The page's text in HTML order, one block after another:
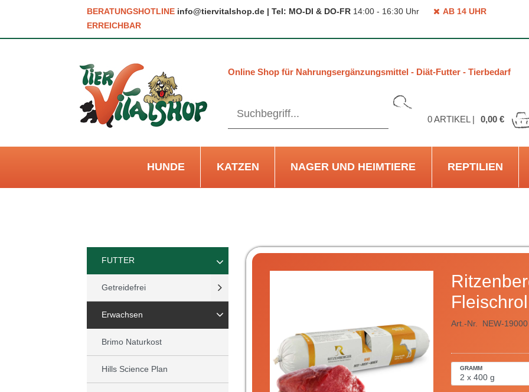
BERATUNGSHOTLINE info@tiervitalshop.de | Tel: MO-DI & DO-FR 14:00 - 16:30 Uhr
AB 14 UHR
ERREICHBAR
Online Shop für Nahrungsergänzungsmittel - Diät-Futter - Tierbedarf
0ARTIKEL | 0,00 €
HUNDE KATZEN NAGER UND HEIMTIERE REPTILIEN
FUTTER
Getreidefrei
Erwachsen
Brimo Naturkost
Hills Science Plan
Art.-Nr. NEW-19000
GRAMM